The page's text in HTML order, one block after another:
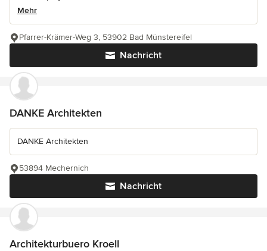
Mehr
Nachricht
Pfarrer-Krämer-Weg 3, 53902 Bad Münstereifel
DANKE Architekten
DANKE Architekten
Nachricht
53894 Mechernich
Architekturbuero Kroell